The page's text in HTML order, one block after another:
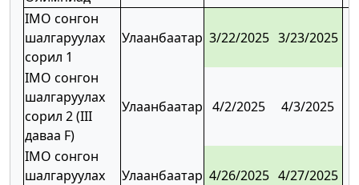
IMO сонгон
шалгаруулах
сорил 1
Улаанбаатар 3/22/2025 3/23/2025
IMO сонгон
шалгаруулах
сорил 2 (III
даваа F)
Улаанбаатар 4/2/2025 4/3/2025
IMO сонгон
шалгаруулах
Улаанбаатар 4/26/2025 4/27/2025